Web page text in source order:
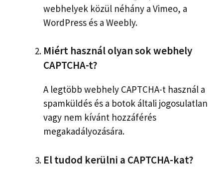
webhelyek közül néhány a Vimeo, a
WordPress és a Weebly.
Miért használ olyan sok webhely
CAPTCHA-t?
A legtöbb webhely CAPTCHA-t használ a
spamküldés és a botok általi jogosulatlan
vagy nem kívánt hozzáférés
megakadályozására.
El tudod kerülni a CAPTCHA-kat?